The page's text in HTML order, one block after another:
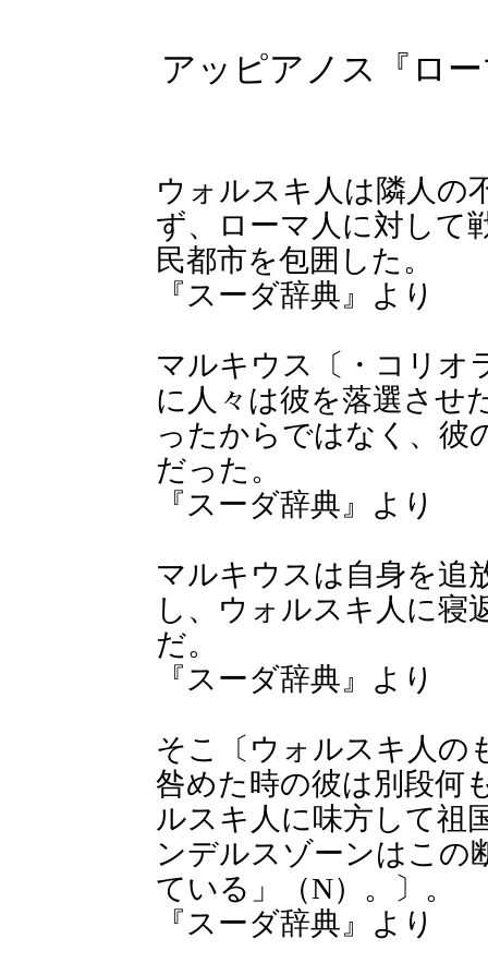
アッピアノス『ロ
ウォルスキ人は隣人の
ず、ローマ人に対して
民都市を包囲した。
『スーダ辞典』より
マルキウス〔・コリオ
に人々は彼を落選させ
ったからではなく、彼
だった。
『スーダ辞典』より
マルキウスは自身を追
し、ウォルスキ人に寝
だ。
『スーダ辞典』より
そこ〔ウォルスキ人の
咎めた時の彼は別段何
ルスキ人に味方して祖
ンデルスゾーンはこの
ている」（N）。〕。
『スーダ辞典』より